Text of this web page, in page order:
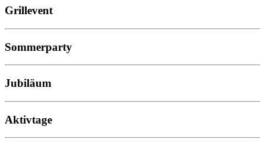
Grillevent
Sommerparty
Jubiläum
Aktivtage